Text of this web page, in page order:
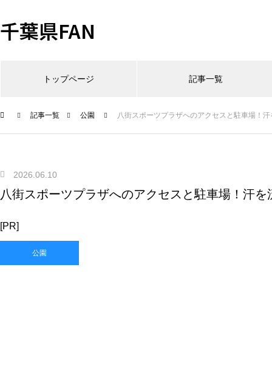
千葉県FAN
トップページ 記事一覧
記事一覧 公園 八街スポーツプラザへのアクセスと駐車場！
2026.06.10
八街スポーツプラザへのアクセスと駐車場！汗
[PR]
公園